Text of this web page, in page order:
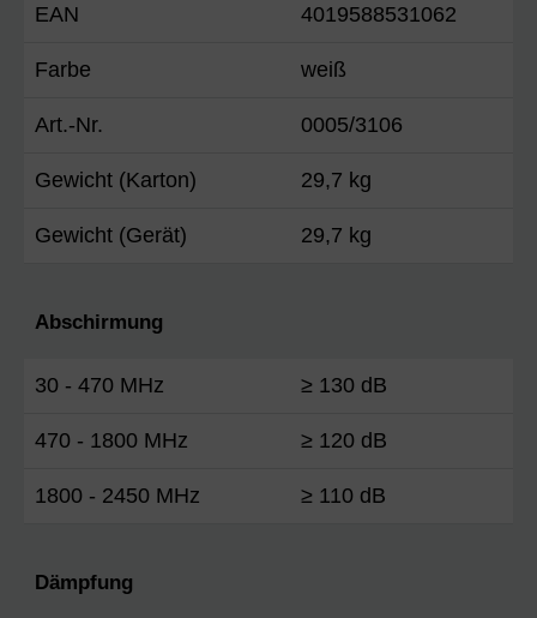
EAN 4019588531062
Farbe weiß
Art.-Nr. 0005/3106
Gewicht (Karton) 29,7 kg
Gewicht (Gerät) 29,7 kg
Abschirmung
30 - 470 MHz ≥ 130 dB
470 - 1800 MHz ≥ 120 dB
1800 - 2450 MHz ≥ 110 dB
Dämpfung